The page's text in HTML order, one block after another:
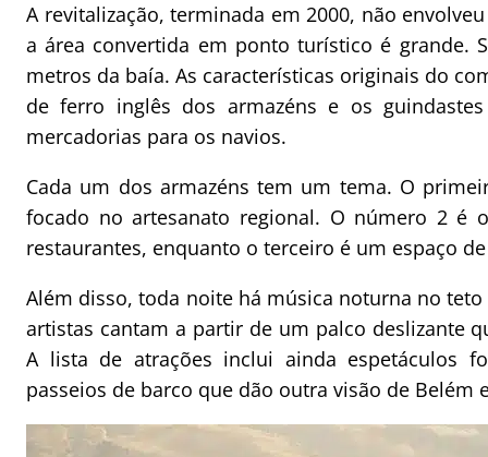
A revitalização, terminada em 2000, não
a área convertida em ponto turístico é grande.
metros da baía. As características originais do
de ferro inglês dos armazéns e os
mercadorias para os navios.
Cada um dos armazéns tem um tema. O
focado no artesanato regional. O número 2 é
restaurantes, enquanto o terceiro é um espaço
Além disso, toda noite há música noturna no
artistas cantam a partir de um palco deslizante
A lista de atrações inclui ainda espetáculos
passeios de barco que dão outra visão de Belém